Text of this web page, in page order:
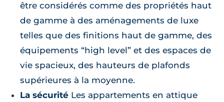
être considérés comme des propriétés haut
de gamme à des aménagements de luxe
telles que des finitions haut de gamme, des
équipements “high level” et des espaces de
vie spacieux, des hauteurs de plafonds
supérieures à la moyenne.
La sécurité Les appartements en attique